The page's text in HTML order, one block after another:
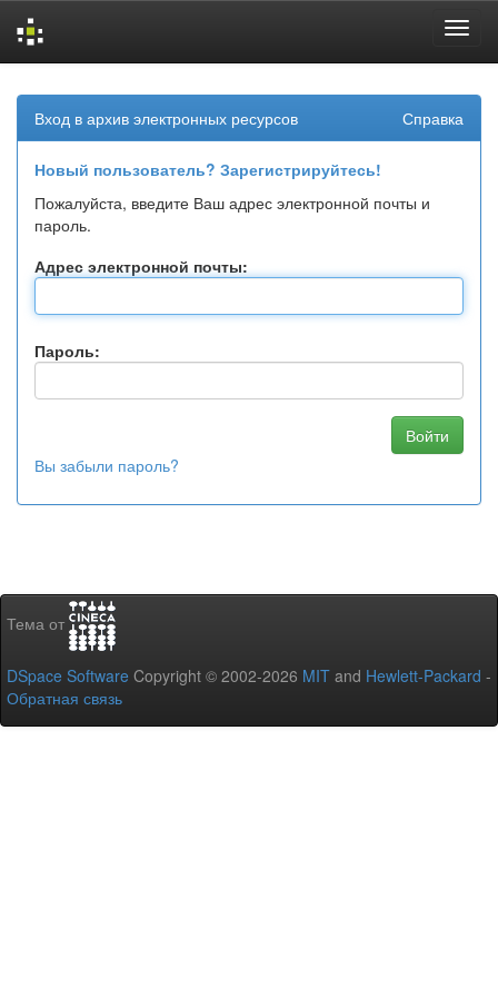
navigation
Вход в архив электронных ресурсов Справка
Новый пользователь? Зарегистрируйтесь!
Пожалуйста, введите Ваш адрес электронной почты и
пароль.
Адрес электронной почты:
Пароль:
Вы забыли пароль?
Тема от
DSpace Software Copyright © 2002-2026 MIT and Hewlett-Packard -
Обратная связь